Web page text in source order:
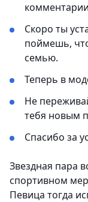
Скоро ты
поймешь,
семью.
Теперь в
Не
тебя новым
Спасибо за
Звездная пара
спортивном
Певица тогда